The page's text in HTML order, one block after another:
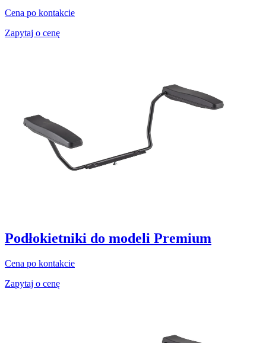
Cena po kontakcie
Zapytaj o cenę
Podłokietniki do modeli Premium
Cena po kontakcie
Zapytaj o cenę